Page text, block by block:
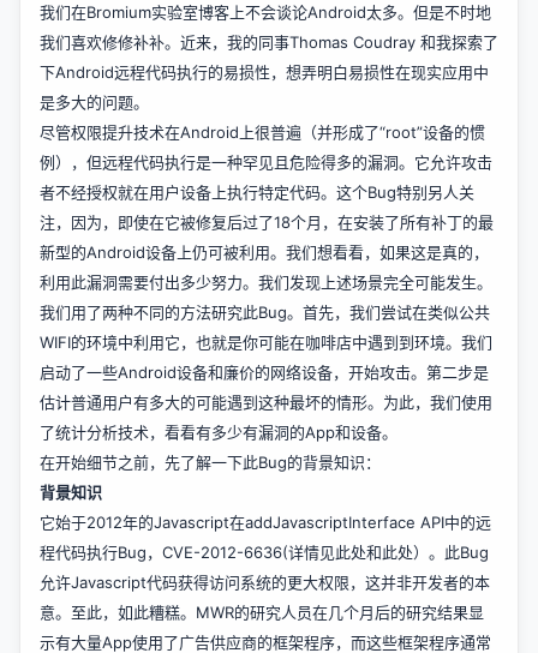
我们在Bromium实验室博客上不会谈论Android太多。但是不时地
我们喜欢修修补补。近来，我的同事Thomas Coudray 和我探索了
下Android远程代码执行的易损性，想弄明白易损性在现实应用中
是多大的问题。
尽管权限提升技术在Android上很普遍（并形成了“root”设备的惯
例），但远程代码执行是一种罕见且危险得多的漏洞。它允许攻击
者不经授权就在用户设备上执行特定代码。这个Bug特别另人关
注，因为，即使在它被修复后过了18个月，在安装了所有补丁的最
新型的Android设备上仍可被利用。我们想看看，如果这是真的，
利用此漏洞需要付出多少努力。我们发现上述场景完全可能发生。
我们用了两种不同的方法研究此Bug。首先，我们尝试在类似公共
WIFI的环境中利用它，也就是你可能在咖啡店中遇到到环境。我们
启动了一些Android设备和廉价的网络设备，开始攻击。第二步是
估计普通用户有多大的可能遇到这种最坏的情形。为此，我们使用
了统计分析技术，看看有多少有漏洞的App和设备。
在开始细节之前，先了解一下此Bug的背景知识：
背景知识
它始于2012年的Javascript在addJavascriptInterface API中的远
程代码执行Bug，CVE-2012-6636(详情见此处和此处）。此Bug
允许Javascript代码获得访问系统的更大权限，这并非开发者的本
意。至此，如此糟糕。MWR的研究人员在几个月后的研究结果显
示有大量App使用了广告供应商的框架程序，而这些框架程序通常